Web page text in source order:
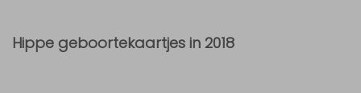
Hippe geboortekaartjes in 2018